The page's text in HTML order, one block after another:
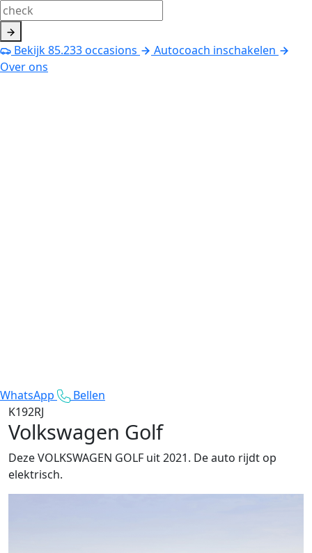
Bekijk85.233occasions
Autocoach inschakelen
Over ons
WhatsApp
Bellen
K192RJ
Volkswagen Golf
Deze VOLKSWAGEN GOLF uit 2021. De auto rijdt op
elektrisch.